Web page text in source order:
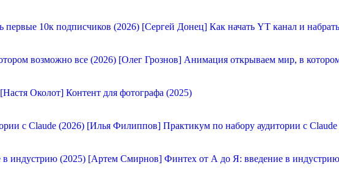
[Сергей Донец] Как начать YT канал и
[Олег Грознов] Анимация открываем мир, в
[Настя Околот] Контент для фотографа (2025)
[Илья Филиппов] Практикум по набору аудитории с Claude
[Артем Смирнов] Финтех от А до Я: введение в